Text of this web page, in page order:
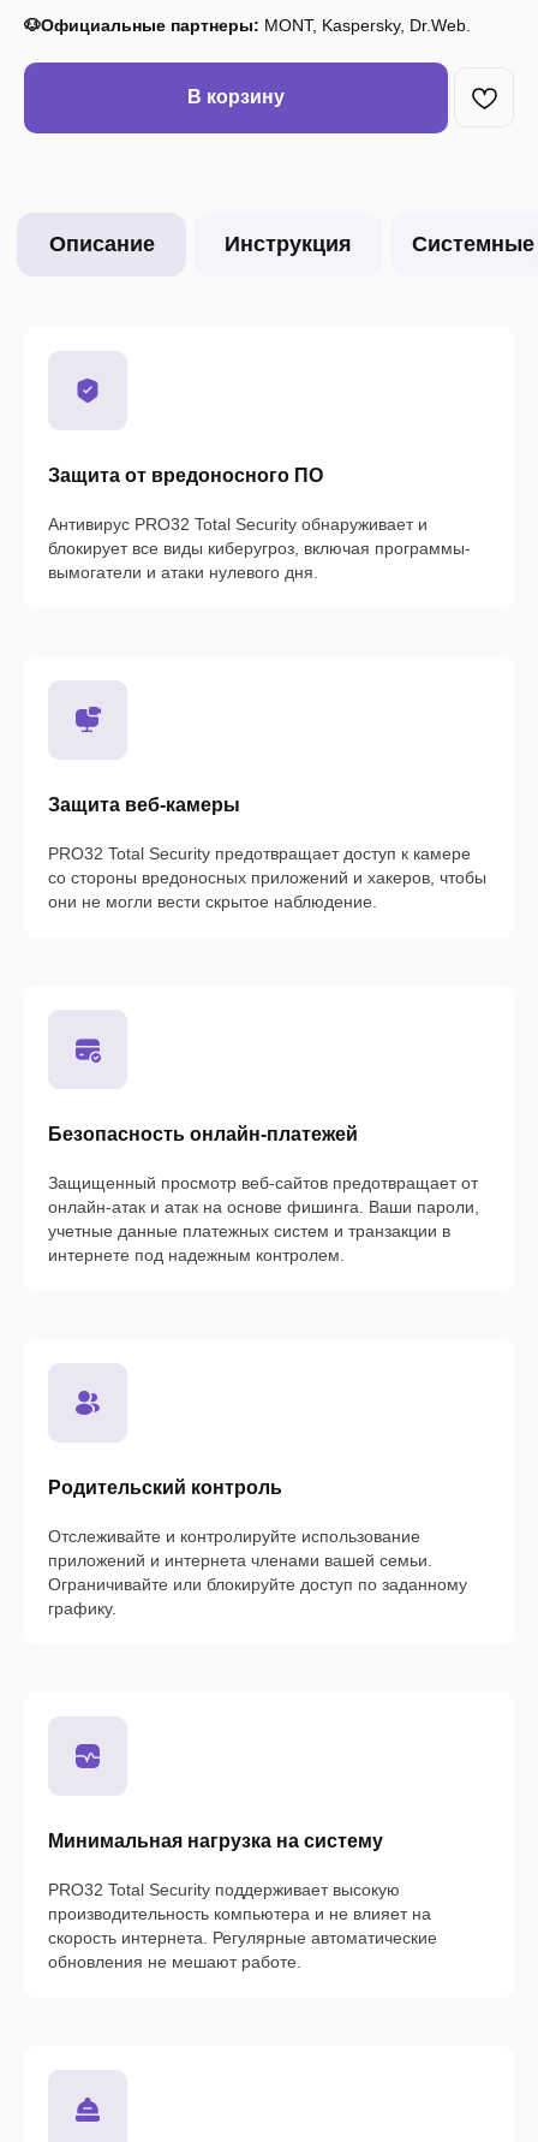
🐶Официальные партнеры: MONT, Kaspersky, Dr.Web.
В корзину
Защита от вредоносного ПО
Антивирус PRO32 Total Security обнаруживает и
блокирует все виды киберугроз, включая программы-
вымогатели и атаки нулевого дня.
Защита веб-камеры
PRO32 Total Security предотвращает доступ к камере
со стороны вредоносных приложений и хакеров, чтобы
они не могли вести скрытое наблюдение.
Безопасность онлайн-платежей
Защищенный просмотр веб-сайтов предотвращает от
онлайн-атак и атак на основе фишинга. Ваши пароли,
учетные данные платежных систем и транзакции в
интернете под надежным контролем.
Родительский контроль
Отслеживайте и контролируйте использование
приложений и интернета членами вашей семьи.
Ограничивайте или блокируйте доступ по заданному
графику.
Минимальная нагрузка на систему
PRO32 Total Security поддерживает высокую
производительность компьютера и не влияет на
скорость интернета. Регулярные автоматические
обновления не мешают работе.